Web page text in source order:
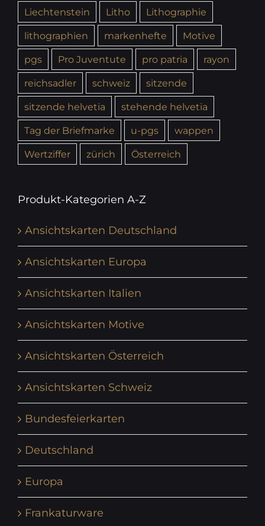
Liechtenstein
Litho
Lithographie
lithographien
markenhefte
Motive
pgs
Pro Juventute pro patria
rayon
reichsadler
schweiz
sitzende
sitzende helvetia
stehende helvetia
Tag der Briefmarke
u-pgs
wappen
Wertziffer
zürich Österreich
Produkt-Kategorien A-Z
Ansichtskarten Deutschland
Ansichtskarten Europa
Ansichtskarten Italien
Ansichtskarten Motive
Ansichtskarten Österreich
Ansichtskarten Schweiz
Bundesfeierkarten
Deutschland
Europa
Frankaturware